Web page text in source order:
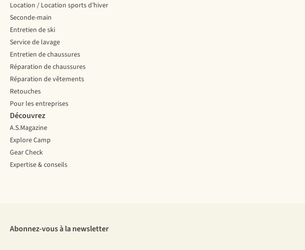
Location / Location sports d’hiver
Seconde-main
Entretien de ski
Service de lavage
Entretien de chaussures
Réparation de chaussures
Réparation de vêtements
Retouches
Pour les entreprises
Découvrez
A.S.Magazine
Explore Camp
Gear Check
Expertise & conseils
Abonnez-vous à la newsletter